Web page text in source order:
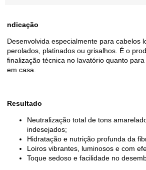
ndicação
Desenvolvida especialmente para cabelos
perolados, platinados ou grisalhos. É o
finalização técnica no lavatório quanto
em casa.
Resultado
Neutralização total de tons
indesejados;
Hidratação e nutrição profunda da
Loiros vibrantes, luminosos e com
Toque sedoso e facilidade no